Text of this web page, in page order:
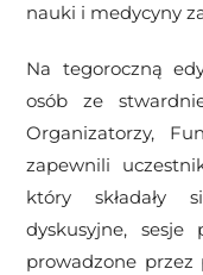
nauki i medycyny
Na tegoroczną
osób ze
Organizatorzy,
zapewnili
który składały
dyskusyjne,
prowadzone przez